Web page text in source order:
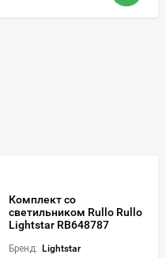
Комплект со
светильником Rullo Rullo
Lightstar RB648787
Бренд: Lightstar